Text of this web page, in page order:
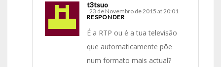
t3tsuo
23 de Novembro de 2015 at 20:01
RESPONDER
É a RTP ou é a tua televisão
que automaticamente põe
num formato mais actual?